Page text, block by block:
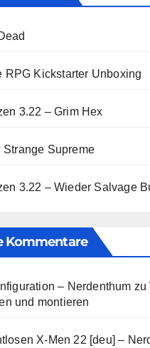
RPG Kickstarter Unboxing
3.22 – Grim Hex
Strange Supreme
3.22 – Wieder Salvage
Kommentare
– Nerdenthum zu
und montieren
X-Men 22 [deu] –